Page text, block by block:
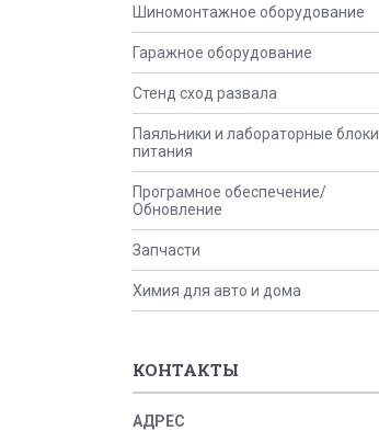
Шиномонтажное оборудование
Гаражное оборудование
Стенд сход развала
Паяльники и лабораторные блоки
питания
Програмное обеспечение/
Обновление
Запчасти
Химия для авто и дома
КОНТАКТЫ